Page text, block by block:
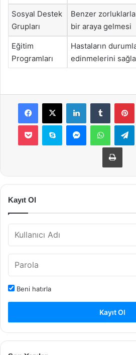
Sosyal Destek
Grupları
Benzer
bir araya gelmesi
Eğitim
Programları
Hastaların
edinmelerini
Facebook
X LinkedInTumblr
Pocket Skype Messenger
Kayıt Ol
Beni hatırla
Kayıt Ol